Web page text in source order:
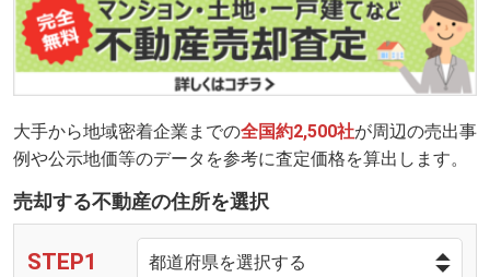
大手から地域密着企業までの全国約2,500社が周辺の売出事
例や公示地価等のデータを参考に査定価格を算出します。
売却する不動産の住所を選択
STEP1